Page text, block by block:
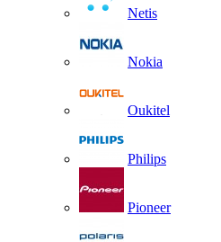
Netis
Nokia
Oukitel
Philips
Pioneer